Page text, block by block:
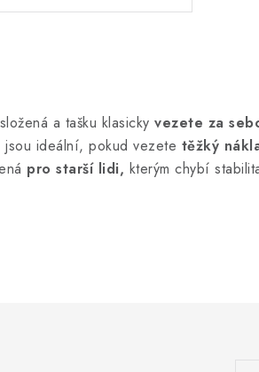
a tašku klasicky vezete za
jsou ideální, pokud vezete těžký
pro starší lidi, kterým chybí